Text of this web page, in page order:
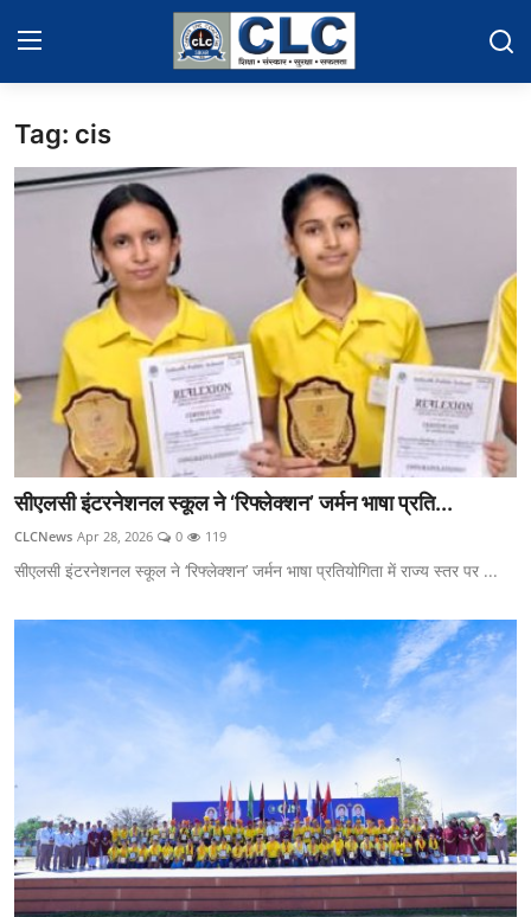
Home
Events News
Contact
Educational News
Gallery
Tag: cis
सीएलसी इंटरनेशनल स्कूल ने ‘रिफ्लेक्शन’ जर्मन भाषा प्रति...
CLCNews Apr 28, 2026 0 119
सीएलसी इंटरनेशनल स्कूल ने ‘रिफ्लेक्शन’ जर्मन भाषा प्रतियोगिता में राज्य स्तर पर ...